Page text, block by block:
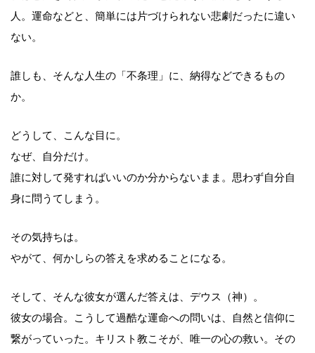
人。運命などと、簡単には片づけられない悲劇だったに違い
ない。
誰しも、そんな人生の「不条理」に、納得などできるもの
か。
どうして、こんな目に。
なぜ、自分だけ。
誰に対して発すればいいのか分からないまま。思わず自分自
身に問うてしまう。
その気持ちは。
やがて、何かしらの答えを求めることになる。
そして、そんな彼女が選んだ答えは、デウス（神）。
彼女の場合。こうして過酷な運命への問いは、自然と信仰に
繋がっていった。キリスト教こそが、唯一の心の救い。その